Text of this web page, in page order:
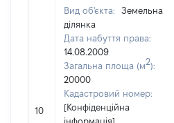
10
Вид об'єкта:
Земельна
ділянка
Дата набуття права:
14.08.2009
Загальна площа (м2):
20000
Кадастровий номер:
[Конфіденційна
інформація]